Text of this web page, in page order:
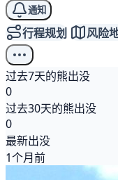
通知
行程规划 风险
过去7天的熊出没
0
过去30天的熊出没
0
最新出没
1个月前